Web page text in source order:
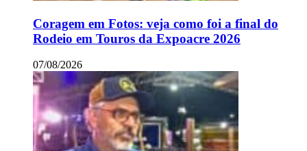
Coragem em Fotos: veja como foi a final do
Rodeio em Touros da Expoacre 2026
07/08/2026